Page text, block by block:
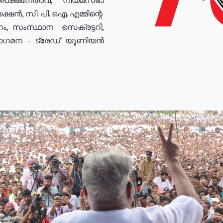
സി. പി. ഐ. എമ്മിന്റെ
സംസ്ഥാന സെക്രട്ടറി,
- ട്രേഡ് യൂണിയൻ